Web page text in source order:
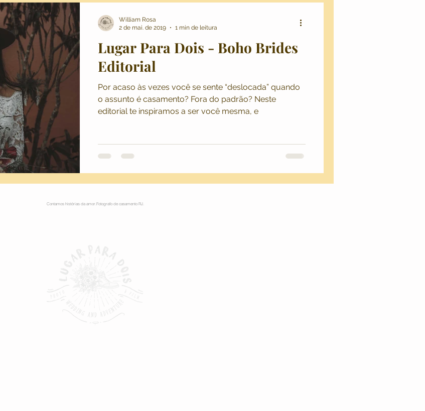
Lugar Para Dois - Boho Brides
Editorial
Por acaso às vezes você se sente “deslocada” quando
o assunto é casamento? Fora do padrão? Neste
editorial te inspiramos a ser você mesma, e
William Rosa
2 de mai. de 2019
1 min de leitura
Contamos histórias da amor.Fotografo de casamento RJ.